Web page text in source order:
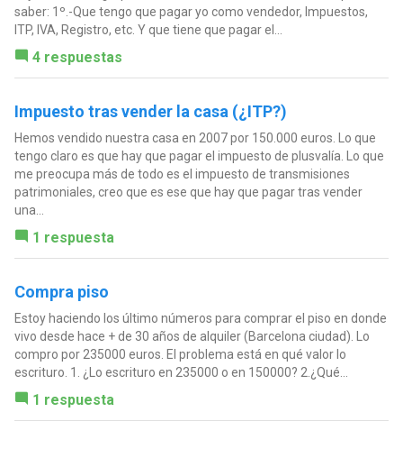
saber: 1º.-Que tengo que pagar yo como vendedor, Impuestos,
ITP, IVA, Registro, etc. Y que tiene que pagar el...
4 respuestas
Impuesto tras vender la casa (¿ITP?)
Hemos vendido nuestra casa en 2007 por 150.000 euros. Lo que
tengo claro es que hay que pagar el impuesto de plusvalía. Lo que
me preocupa más de todo es el impuesto de transmisiones
patrimoniales, creo que es ese que hay que pagar tras vender
una...
1 respuesta
Compra piso
Estoy haciendo los último números para comprar el piso en donde
vivo desde hace + de 30 años de alquiler (Barcelona ciudad). Lo
compro por 235000 euros. El problema está en qué valor lo
escrituro. 1. ¿Lo escrituro en 235000 o en 150000? 2.¿Qué...
1 respuesta